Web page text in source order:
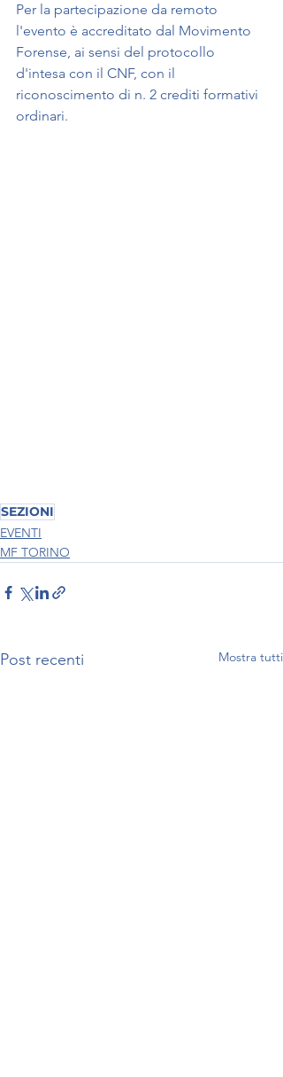
Per la partecipazione da remoto
l'evento è accreditato dal Movimento
Forense, ai sensi del protocollo
d'intesa con il CNF, con il
riconoscimento di n. 2 crediti formativi
ordinari.
SEZIONI
EVENTI
MF TORINO
Post recenti Mostra tutti